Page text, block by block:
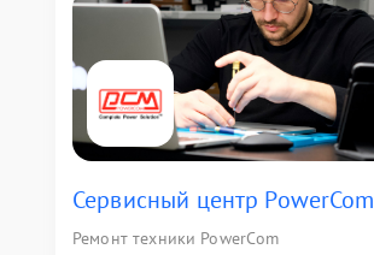
Сервисный центр PowerCom
Ремонт техники PowerCom